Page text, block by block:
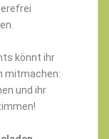
könnt ihr
mitmachen:
und ihr